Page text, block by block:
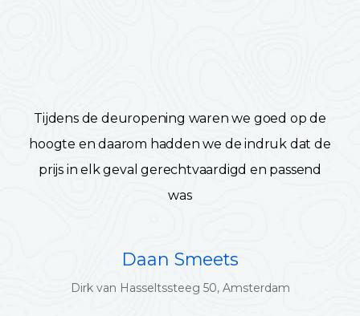
Tijdens de deuropening waren we goed op de
hoogte en daarom hadden we de indruk dat de
prijs in elk geval gerechtvaardigd en passend
was
Daan Smeets
Dirk van Hasseltssteeg 50, Amsterdam